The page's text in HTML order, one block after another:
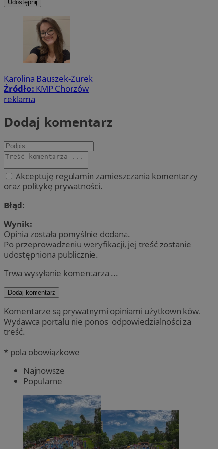
Udostępnij
Karolina Bauszek-Żurek
Źródło: KMP Chorzów
reklama
Dodaj komentarz
Akceptuję regulamin zamieszczania komentarzy
oraz politykę prywatności.
Błąd:
Wynik:
Opinia została pomyślnie dodana.
Po przeprowadzeniu weryfikacji, jej treść zostanie
udostępniona publicznie.
Trwa wysyłanie komentarza ...
Dodaj komentarz
Komentarze są prywatnymi opiniami użytkowników.
Wydawca portalu nie ponosi odpowiedzialności za
treść.
* pola obowiązkowe
Najnowsze
Popularne